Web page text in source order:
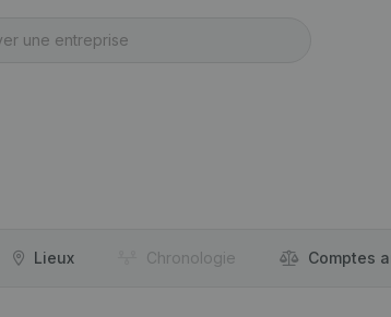
Lieux Chronologie Comptes